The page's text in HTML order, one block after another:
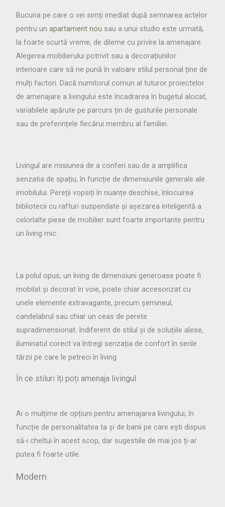
Bucuria pe care o vei simți imediat după semnarea actelor
pentru unapartament nou sau a unui studio este urmată,
la foarte scurtă vreme, de dileme cu privire la amenajare.
Alegerea mobilierului potrivit sau a decorațiunilor
interioare care să ne pună în valoare stilul personal ține de
mulți factori. Dacă numitorul comun al tuturor proiectelor
de amenajare a livingului este încadrarea în bugetul alocat,
variabilele apărute pe parcurs țin de gusturile personale
sau de preferințele fiecărui membru al familiei.
Livingul are misiunea de a conferi sau de a amplifica
senzatia de spațiu, în funcție de dimensiunile generale ale
imobilului. Pereții vopsiți în nuanțe deschise, înlocuirea
bibliotecii cu rafturi suspendate și așezarea inteligentă a
celorlalte piese de mobilier sunt foarte importante pentru
un living mic.
La polul opus, un living de dimensiuni generoase poate fi
mobilat și decorat în voie, poate chiar accesorizat cu
unele elemente extravagante, precum șemineul,
candelabrul sau chiar un ceas de perete
supradimensionat. Indiferent de stilul și de soluțiile alese,
iluminatul corect va întregi senzația de confort în serile
târzii pe care le petreci în living.
În ce stiluri îți poți amenaja livingul
Ai o mulțime de opțiuni pentru amenajarea livingului, în
funcție de personalitatea ta și de banii pe care ești dispus
să-i cheltui în acest scop, dar sugestiile de mai jos ți-ar
putea fi foarte utile.
Modern